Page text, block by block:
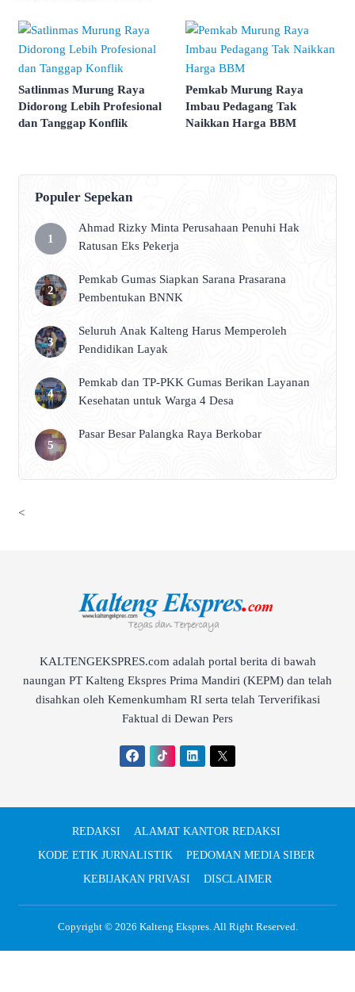
Satlinmas Murung Raya
Didorong Lebih Profesional
dan Tanggap Konflik
Pemkab Murung Raya
Imbau Pedagang Tak
Naikkan Harga BBM
Populer Sepekan
Ahmad Rizky Minta Perusahaan Penuhi Hak
Ratusan Eks Pekerja
Pemkab Gumas Siapkan Sarana Prasarana
Pembentukan BNNK
Seluruh Anak Kalteng Harus Memperoleh
Pendidikan Layak
Pemkab dan TP-PKK Gumas Berikan Layanan
Kesehatan untuk Warga 4 Desa
Pasar Besar Palangka Raya Berkobar
<
KALTENGEKSPRES.com adalah portal berita di bawah
naungan PT Kalteng Ekspres Prima Mandiri (KEPM) dan telah
disahkan oleh Kemenkumham RI serta telah Terverifikasi
Faktual di Dewan Pers
REDAKSI
ALAMAT KANTOR REDAKSI
KODE ETIK JURNALISTIK
PEDOMAN MEDIA SIBER
KEBIJAKAN PRIVASI
DISCLAIMER
Copyright © 2026 Kalteng Ekspres. All Right Reserved.